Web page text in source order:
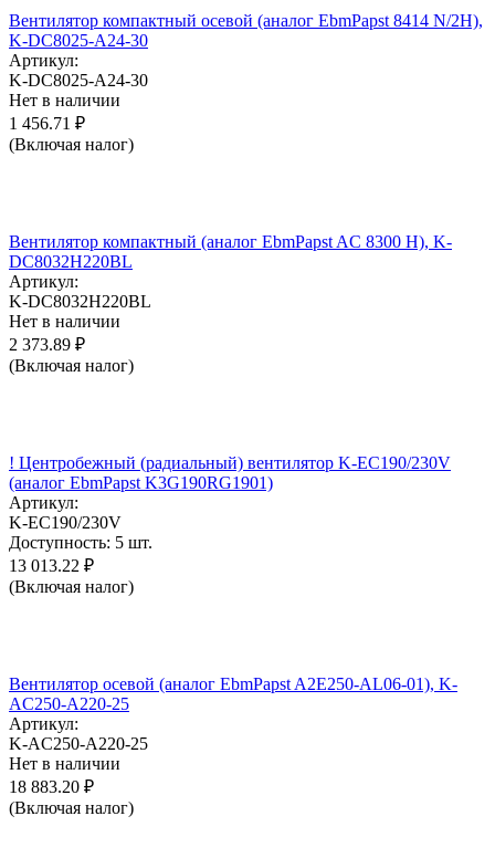
Вентилятор компактный осевой (аналог EbmPapst 8414 N/2H),
K-DC8025-A24-30
Артикул:
K-DC8025-A24-30
Нет в наличии
1 456.71 ₽
(Включая налог)
Вентилятор компактный (аналог EbmPapst AC 8300 H), K-
DC8032H220BL
Артикул:
K-DC8032H220BL
Нет в наличии
2 373.89 ₽
(Включая налог)
! Центробежный (радиальный) вентилятор K-EC190/230V
(аналог EbmPapst K3G190RG1901)
Артикул:
K-EC190/230V
Доступность: 5 шт.
13 013.22 ₽
(Включая налог)
Вентилятор осевой (аналог EbmPapst A2E250-AL06-01), K-
AC250-A220-25
Артикул:
K-AC250-A220-25
Нет в наличии
18 883.20 ₽
(Включая налог)